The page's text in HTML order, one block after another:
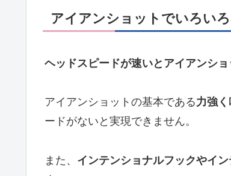
アイアンショットでいろい
ヘッドスピードが速いとアイアンシ
アイアンショットの基本である力強
ードがないと実現できません。
また、 インテンショナルフックやイ